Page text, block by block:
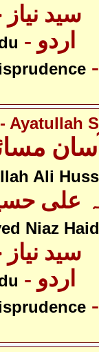
سید
- اردو
Ayatullah
Ali
علی
Niaz
سید
- اردو